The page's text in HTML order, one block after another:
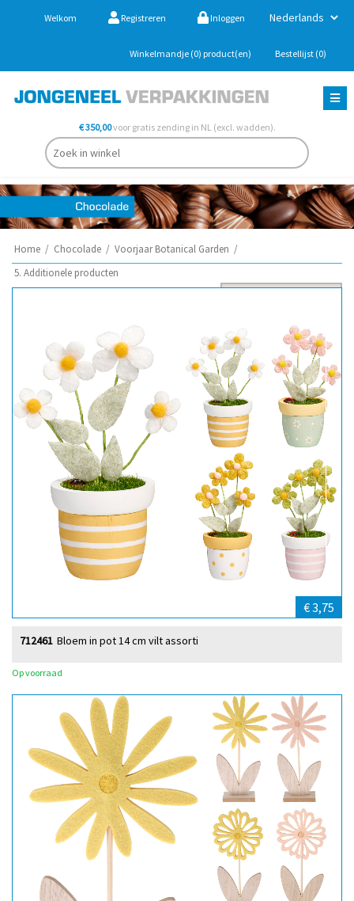
Welkom Registreren Inloggen
Winkelmandje (0) product(en) Bestellijst (0)
€ 350,00voor gratis zending in NL (excl. wadden).
Home / Chocolade / Voorjaar Botanical Garden /
5. Additionele producten
€ 3,75
Bloem in pot 14 cm vilt assorti
712461
Op voorraad